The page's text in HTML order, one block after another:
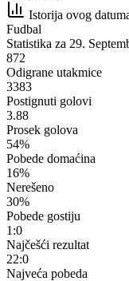
Istorija ovog
Fudbal
Statistika za 29.
872
Odigrane utakmice
3383
Postignuti golovi
3.88
Prosek golova
54%
Pobede domaćina
16%
Nerešeno
30%
Pobede gostiju
1:0
Najčešći rezultat
22:0
Najveća pobeda